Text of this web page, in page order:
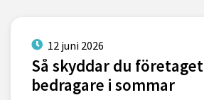
12 juni 2026
Så skyddar du
bedragare i sommar